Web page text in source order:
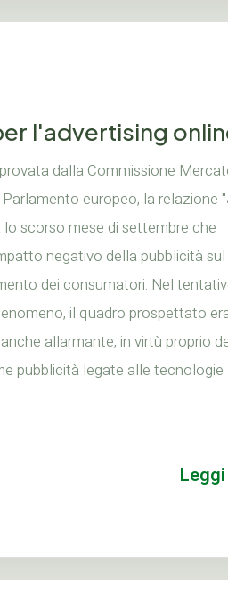
l'advertising
dalla Commissione
europeo, la relazione
scorso mese di settembre che
negativo della pubblicità sul
dei consumatori. Nel
il quadro prospettato
allarmante, in virtù proprio
pubblicità legate alle tecnologie
Leggi